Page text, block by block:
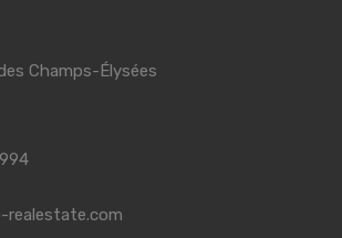
Champs-Élysées
realestate.com